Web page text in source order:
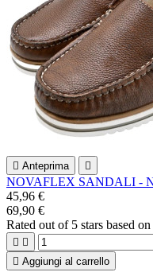
 Anteprima 
NOVAFLEX SANDALI -
45,96 €
69,90 €
Rated out of 5 stars based on
 
 Aggiungi al carrello